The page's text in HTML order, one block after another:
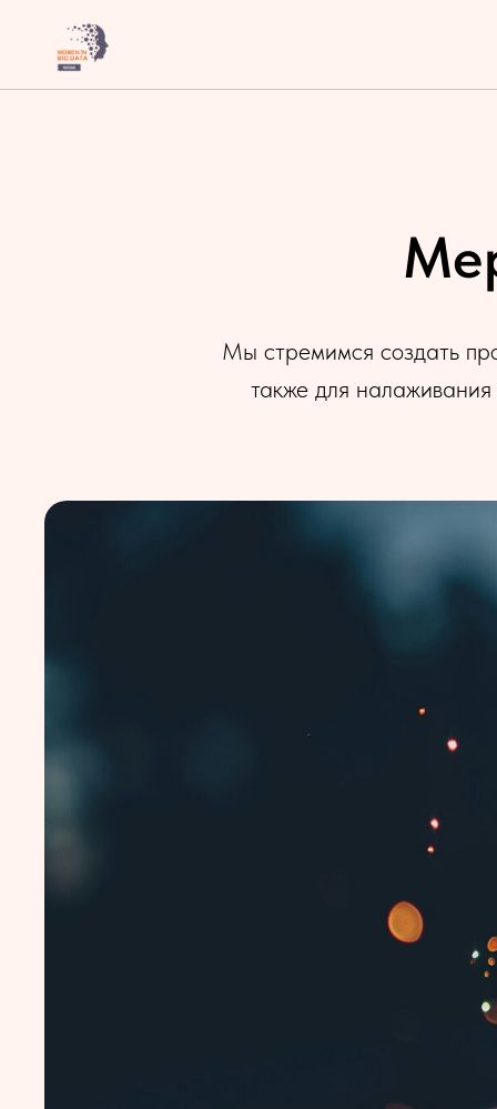
Мы стремимся создать
также для